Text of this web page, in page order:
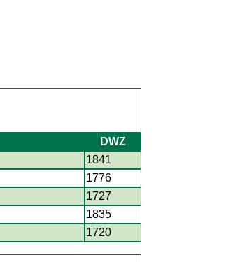
DWZ
1841
1776
1727
1835
1720